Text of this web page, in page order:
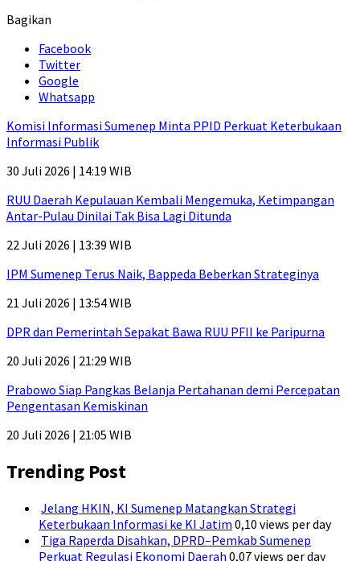
Bagikan
Facebook
Twitter
Google
Whatsapp
Komisi Informasi Sumenep Minta PPID Perkuat Keterbukaan
Informasi Publik
30 Juli 2026 | 14:19 WIB
RUU Daerah Kepulauan Kembali Mengemuka, Ketimpangan
Antar-Pulau Dinilai Tak Bisa Lagi Ditunda
22 Juli 2026 | 13:39 WIB
IPM Sumenep Terus Naik, Bappeda Beberkan Strateginya
21 Juli 2026 | 13:54 WIB
DPR dan Pemerintah Sepakat Bawa RUU PFII ke Paripurna
20 Juli 2026 | 21:29 WIB
Prabowo Siap Pangkas Belanja Pertahanan demi Percepatan
Pengentasan Kemiskinan
20 Juli 2026 | 21:05 WIB
Trending Post
Jelang HKIN, KI Sumenep Matangkan Strategi
Keterbukaan Informasi ke KI Jatim 0,10 views per day
Tiga Raperda Disahkan, DPRD–Pemkab Sumenep
Perkuat Regulasi Ekonomi Daerah 0,07 views per day